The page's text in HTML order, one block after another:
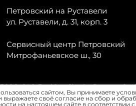
Петровский на Руставели
ул. Руставели, д. 31, корп. 3
Сервисный центр Петровский
Митрофаньевское ш., 30
GAC, Forthing, Citroёn, Peugeot,
сайтом, Вы принимаете
выражаете своё согласие на сбор и
на настоящем сайте в соответствии с